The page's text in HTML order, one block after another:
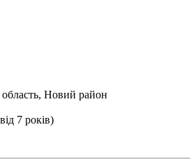
область, Новий район
7 років)